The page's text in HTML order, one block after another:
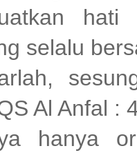
hati
selalu
Al Anfal :
hanya